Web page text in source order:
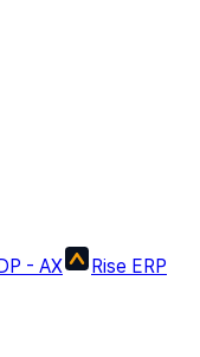
- AX Rise ERP